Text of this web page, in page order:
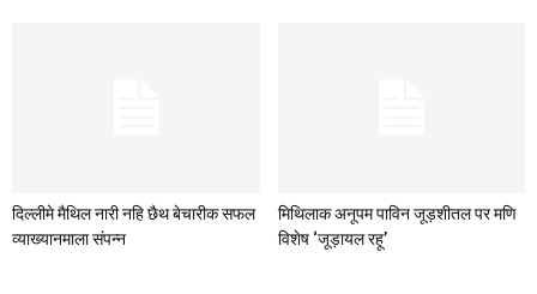
दिल्लीमे मैथिल नारी नहि छैथ बेचारीक सफल
व्याख्यानमाला संपन्न
मिथिलाक अनूपम पाविन जूड़शीतल पर मणि
विशेष ‘जूड़ायल रहू’